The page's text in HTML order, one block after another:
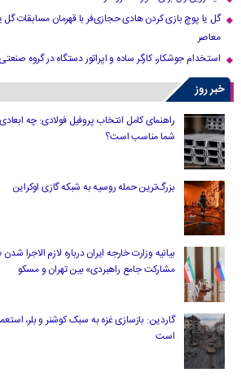
گل یا پوچ بازی کردن هادی حجازی‌فر با قهرمان مسابقات گل
معاصر
استخدام جوشکار، کارگر ساده و اپراتور دستگاه در گروه
خبر روز
راهنمای کامل انتخاب پروفیل فولادی: چه
شما مناسب است؟
بزرگ‌ترین حمله روسیه به شبکه گازی اوکراین
بیانیه وزارت خارجه ایران درباره لازم‌ الاجرا
مشارکت جامع راهبردی» بین تهران و مسکو
گاردین: بازسازی غزه به سبک کوشنر و بلر،
است